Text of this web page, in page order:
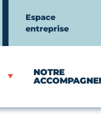
Espace
entreprise
NOTRE